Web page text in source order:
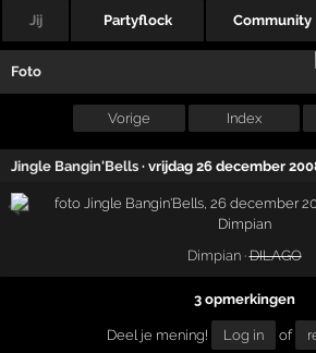
Jij Partyflock Community
Foto
Vorige Index
Jingle Bangin'Bells ·vrijdag 26 december
Dimpian·DILAGO
3 opmerkingen
Deel je mening! Log in of